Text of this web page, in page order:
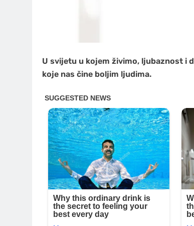
U svijetu u kojem živimo, ljubaznost i
koje nas čine boljim ljudima.